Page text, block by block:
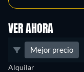
VER AHORA
Mejor precio
Alquilar